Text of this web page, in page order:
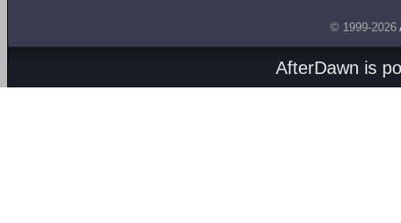
© 1999-2026
AfterDawn is